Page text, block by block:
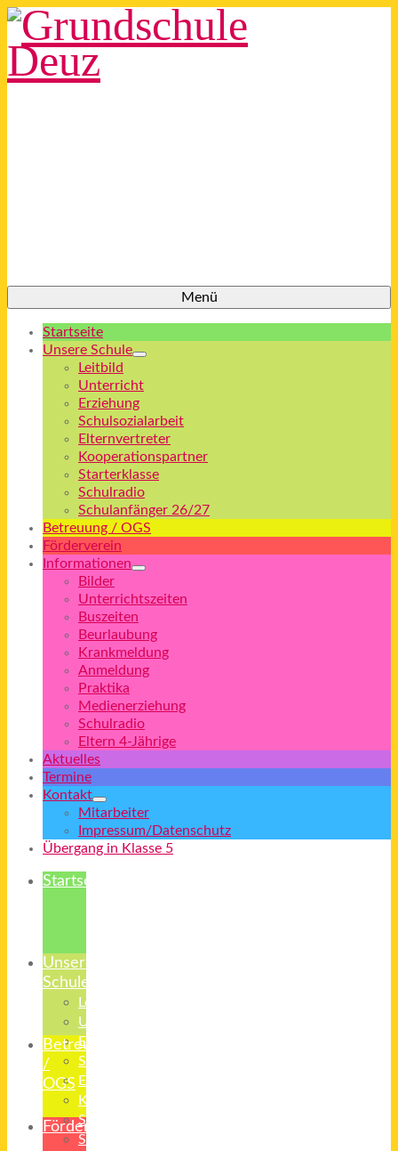
Menü
Startseite
Unsere Schule
Leitbild
Unterricht
Erziehung
Schulsozialarbeit
Elternvertreter
Kooperationspartner
Starterklasse
Schulradio
Schulanfänger 26/27
Betreuung / OGS
Förderverein
Informationen
Bilder
Unterrichtszeiten
Buszeiten
Beurlaubung
Krankmeldung
Anmeldung
Praktika
Medienerziehung
Schulradio
Eltern 4-Jährige
Aktuelles
Termine
Kontakt
Mitarbeiter
Impressum/Datenschutz
Übergang in Klasse 5
Startseite
Unsere
Schule
Leitbild
Unterricht
Erziehung
Schulsozialarbeit
Elternvertreter
Kooperationspartner
Starterklasse
Schulradio
Betreuung
/
OGS
Förderverein